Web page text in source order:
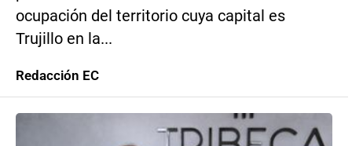
ocupación del territorio cuya capital es
Trujillo en la...
Redacción EC